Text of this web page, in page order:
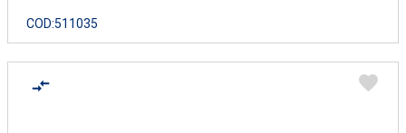
COD:511035